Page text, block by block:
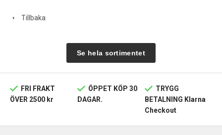
Tillbaka
Se hela sortimentet
FRI FRAKT
ÖVER 2500 kr
ÖPPET KÖP 30
DAGAR.
TRYGG
BETALNING Klarna
Checkout